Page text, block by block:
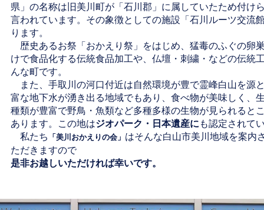
県」の名称は旧美川町が「石川郡」に属していたため付け
言われています。その象徴としての施設「石川ルーツ交流
ります。
歴史あるお祭「おかえり祭」をはじめ、猛毒のふぐの卵
けで食品化する伝統食品加工や、仏壇・刺繍・などの伝統
んな町です。
また、手取川の河口付近は自然環境が豊で霊峰白山を源
富な地下水が湧き出る地域でもあり、食べ物が美味しく、
種類が豊富で野鳥・魚類など多種多様の生物が見られると
あります。この地はジオパーク・日本遺産に も認定されて
私たち 「美川おかえりの会」 はそんな白山市美川地域を案内
ただきますので
是非お越しいただければ幸いです。